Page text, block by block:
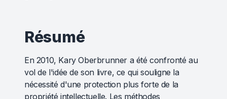
Résumé
En 2010, Kary Oberbrunner a été confronté au
vol de l'idée de son livre, ce qui souligne la
nécessité d'une protection plus forte de la
propriété intellectuelle. Les méthodes